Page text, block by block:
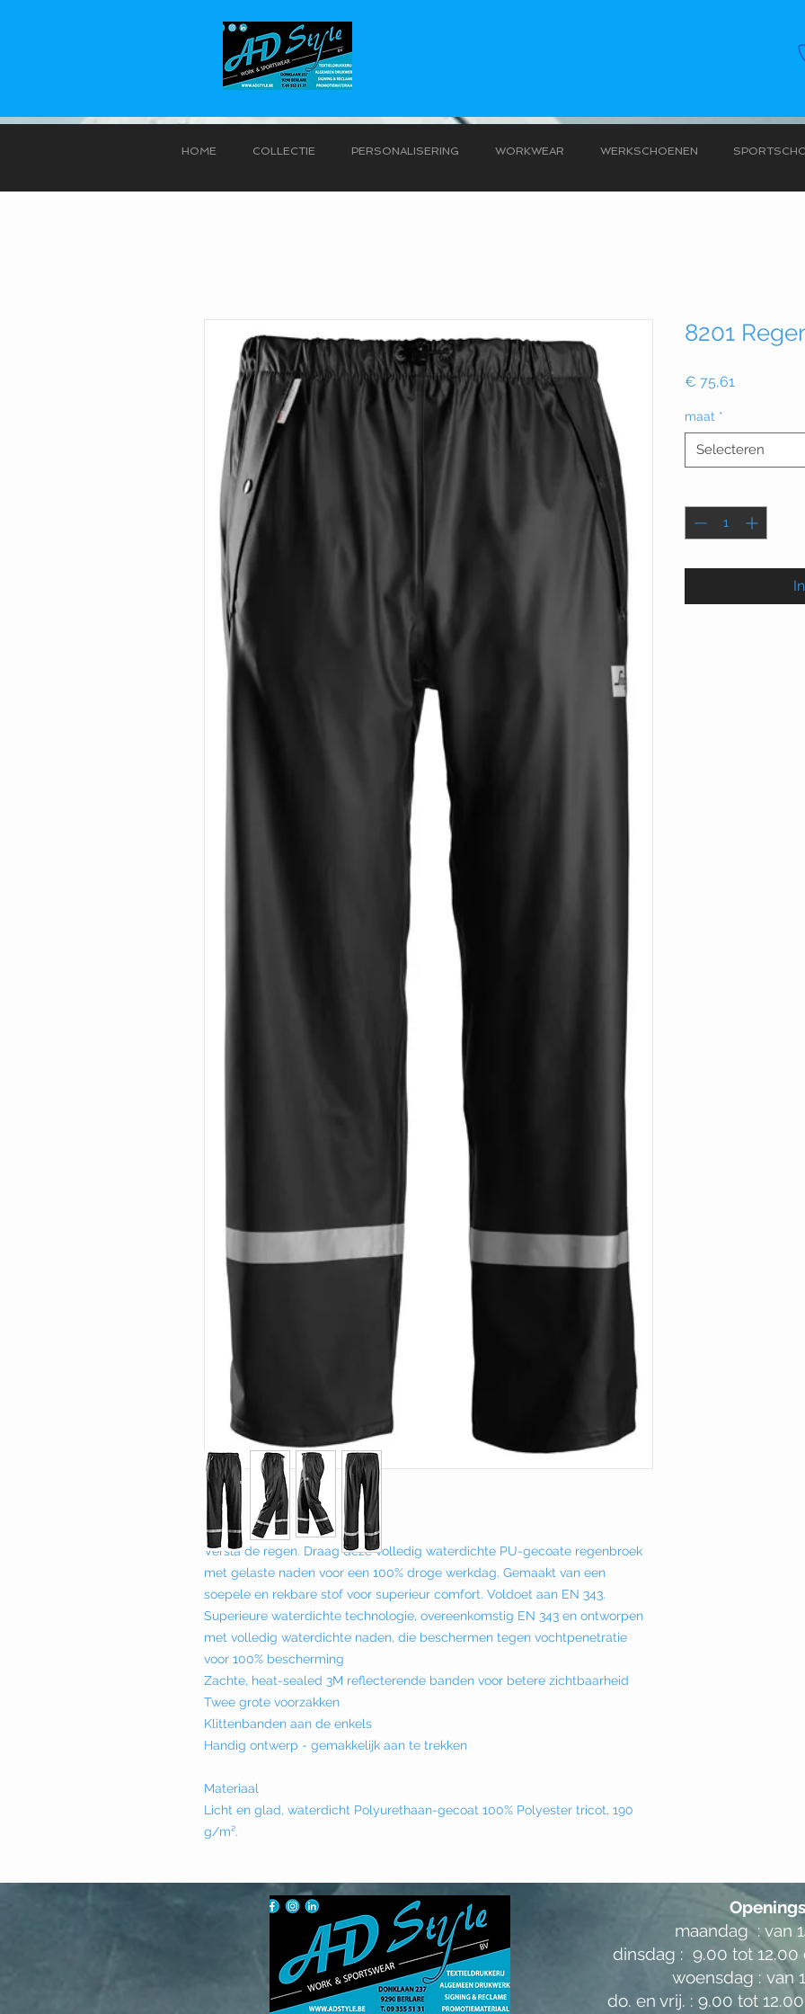
HOME COLLECTIE PERSONALISERING WORKWEAR WERKSCHOENEN
Versla de regen. Draag deze volledig waterdichte PU-gecoate regenbroek
met gelaste naden voor een 100% droge werkdag. Gemaakt van een
soepele en rekbare stof voor superieur comfort. Voldoet aan EN 343.
Superieure waterdichte technologie, overeenkomstig EN 343 en ontworpen
met volledig waterdichte naden, die beschermen tegen vochtpenetratie
voor 100% bescherming
Zachte, heat-sealed 3M reflecterende banden voor betere zichtbaarheid
Twee grote voorzakken
Klittenbanden aan de enkels
Handig ontwerp - gemakkelijk aan te trekken
Materiaal
Licht en glad, waterdicht Polyurethaan-gecoat 100% Polyester tricot, 190
g/m².
8201
€ 75,61
maat *
Selecteren
maandag : van
dinsdag : 9.00 tot 12.00
woensdag : van
do. en vrij. : 9.00 tot